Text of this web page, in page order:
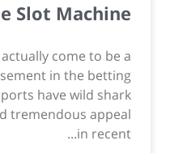
Slot Machine
come to be a
in the betting
have wild shark
tremendous appeal
in recent...